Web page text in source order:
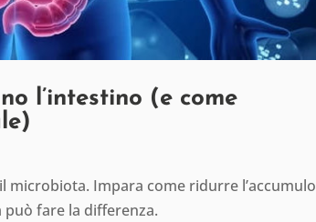
l’intestino (e come
microbiota. Impara come ridurre l’accumulo
fare la differenza.